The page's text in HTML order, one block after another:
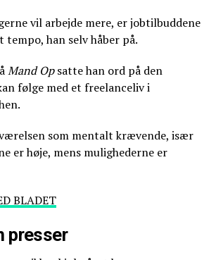
vil arbejde mere, er jobtilbuddene
tempo, han selv håber på.
Mand Opsatte han ord på den
følge med et freelanceliv i
som mentalt krævende, især
er høje, mens mulighederne er
BLADET
presser